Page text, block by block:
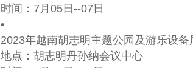
时间：7月05日--07日
•
2023年越南胡志明主题公园及游乐设备
地点：胡志明丹孙纳会议中心